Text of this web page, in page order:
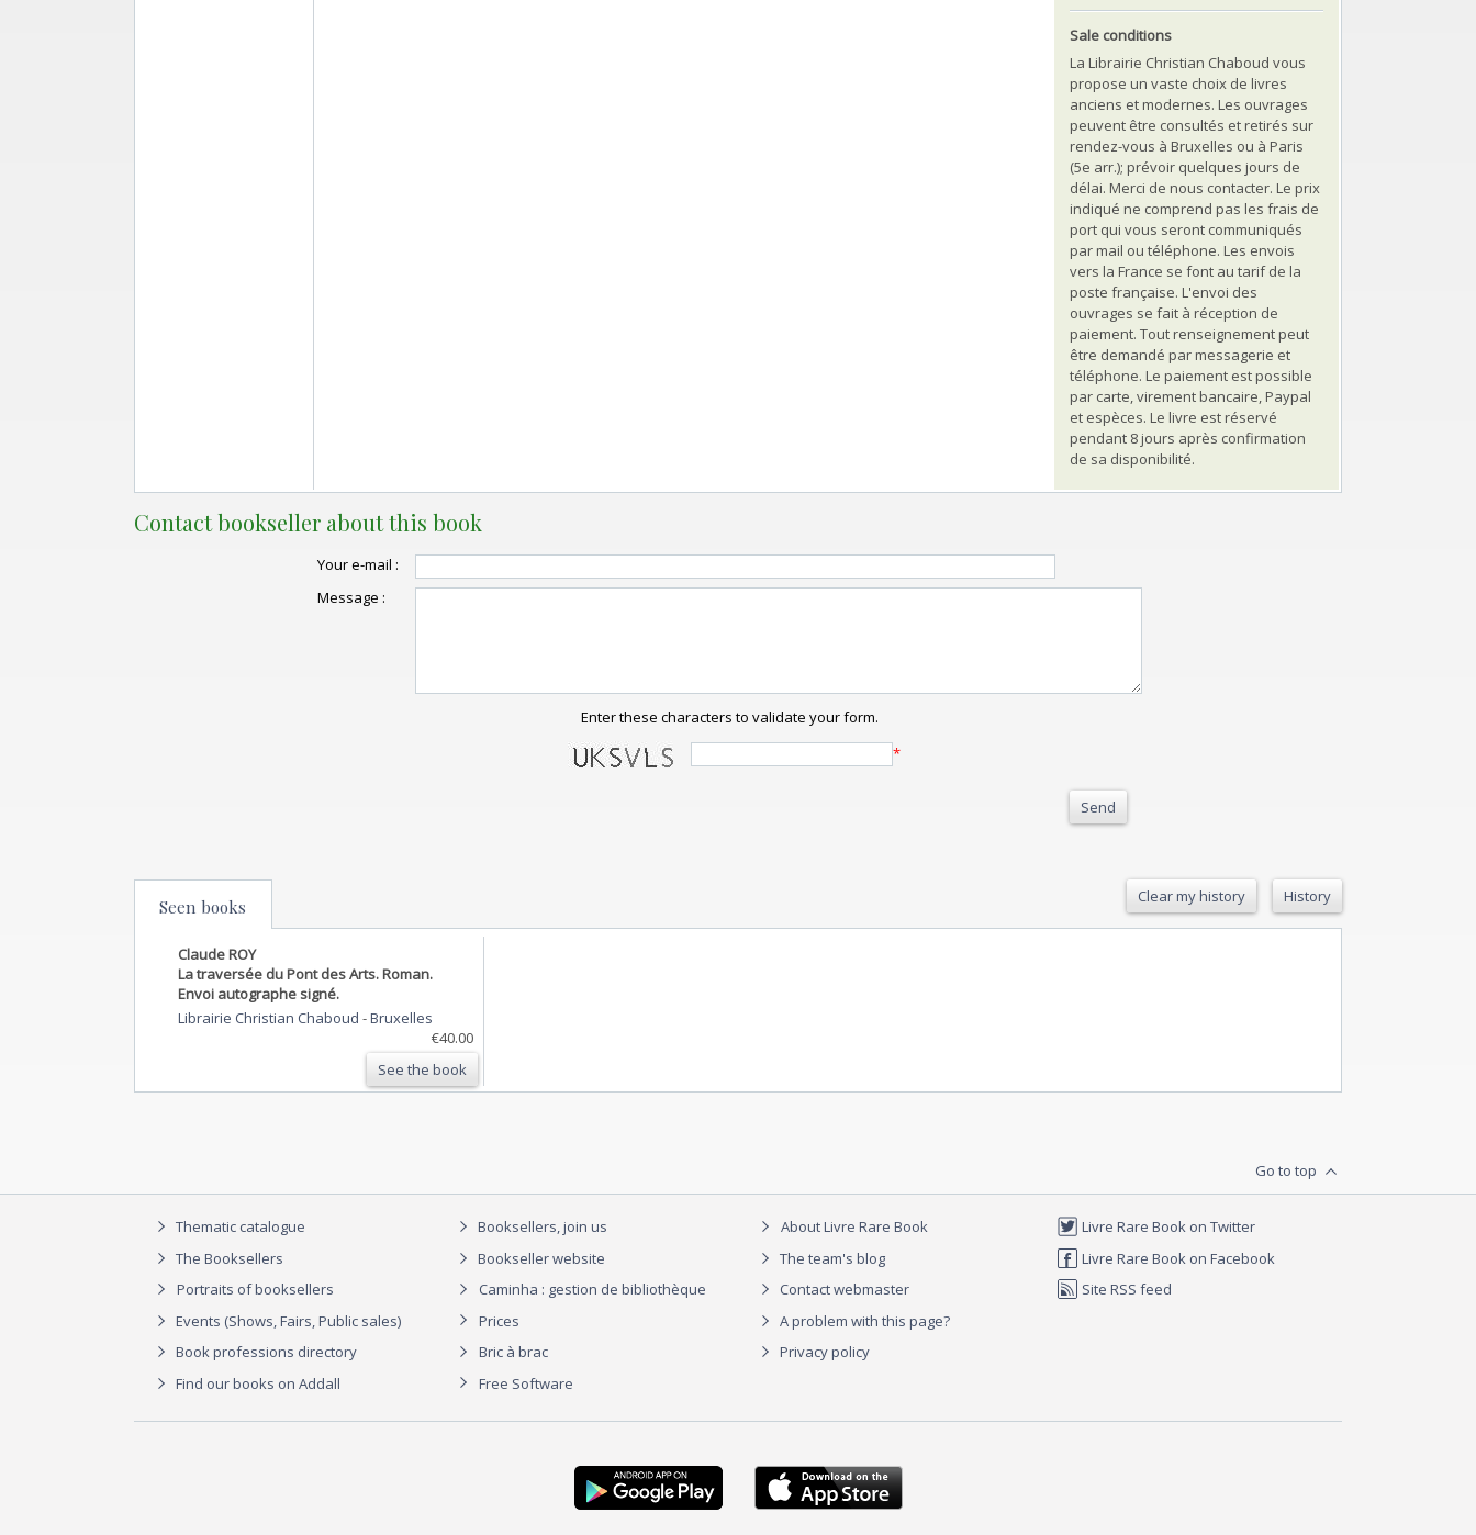
Sale conditions
La Librairie Christian Chaboud vous
propose un vaste choix de livres
anciens et modernes. Les ouvrages
peuvent être consultés et retirés sur
rendez-vous à Bruxelles ou à Paris
(5e arr.); prévoir quelques jours de
délai. Merci de nous contacter. Le prix
indiqué ne comprend pas les frais de
port qui vous seront communiqués
par mail ou téléphone. Les envois
vers la France se font au tarif de la
poste française. L'envoi des
ouvrages se fait à réception de
paiement. Tout renseignement peut
être demandé par messagerie et
téléphone. Le paiement est possible
par carte, virement bancaire, Paypal
et espèces. Le livre est réservé
pendant 8 jours après confirmation
de sa disponibilité.
Contact bookseller about this book
Your e-mail :
Message :
Enter these characters to validate your form.
*
Send
Seen books Clear my history History
Claude ROY
La traversée du Pont des Arts. Roman.
Envoi autographe signé.
Librairie Christian Chaboud -Bruxelles
€40.00
See the book
Go to top
Thematic catalogue
The Booksellers
Portraits of booksellers
Events (Shows, Fairs, Public sales)
Book professions directory
Find our books on Addall
Booksellers, join us
Bookseller website
Caminha : gestion de bibliothèque
Prices
Bric à brac
Free Software
About Livre Rare Book
The team's blog
Contact webmaster
A problem with this page?
Privacy policy
Livre Rare Book on Twitter
Livre Rare Book on Facebook
Site RSS feed